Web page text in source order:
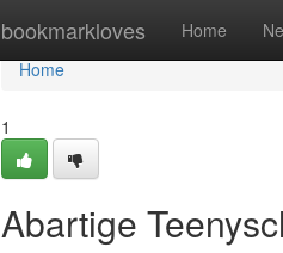
bookmarkloves Home
Home
Home
1
Abartige